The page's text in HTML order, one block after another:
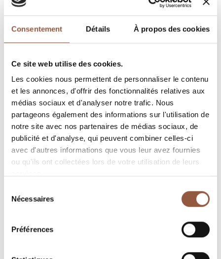
Consentement Détails À propos des cookies
Ce site web utilise des cookies.
Les cookies nous permettent de personnaliser le contenu
et les annonces, d'offrir des fonctionnalités relatives aux
médias sociaux et d'analyser notre trafic. Nous
partageons également des informations sur l'utilisation de
notre site avec nos partenaires de médias sociaux, de
publicité et d'analyse, qui peuvent combiner celles-ci
avec d'autres informations que vous leur avez fournies
ou qu'ils ont collectées lors de votre utilisation de leurs
Nécessaires
Préférences
Blanc
Parcelle de 0.57 ha, très connue sur le village de
Fuissé, classée « Premier cru »
Exposée plein-Est à mi-coteaux sur des calcaires
dits du « Chouin »
Voici un vin riche, minéral et très long, subtilité et
finesse caractérisent cette cuvée
"Je dirai un vin féminin de grande classe"
Sol calcaire du Choin
Altitude 300 m